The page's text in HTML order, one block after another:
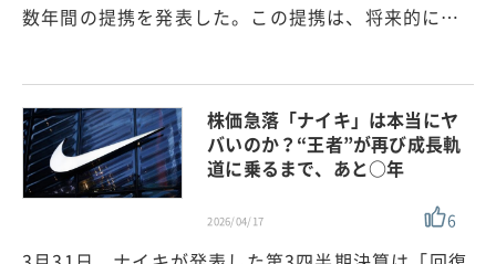
数年間の提携を発表した。この提携は、将来的に…
株価急落「ナイキ」は本当にヤ
バいのか？“王者”が再び成長軌
道に乗るまで、あと○年
2026/04/17 6